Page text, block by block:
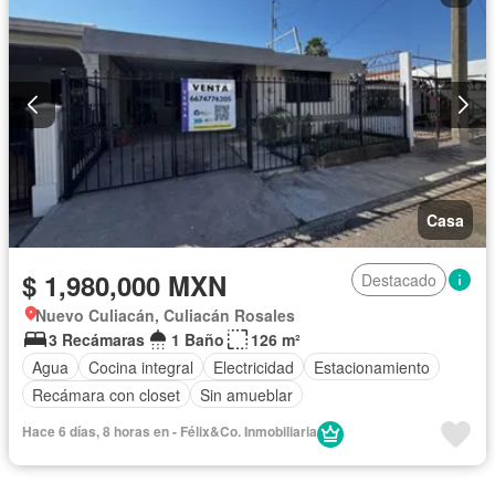
Casa
$ 1,980,000 MXN
Destacado
Nuevo Culiacán, Culiacán Rosales
3 Recámaras
1 Baño
126 m²
Agua
Cocina integral Electricidad
Estacionamiento
Recámara con closet
Sin amueblar
Hace 6 días, 8 horas en - Félix&Co. Inmobiliaria